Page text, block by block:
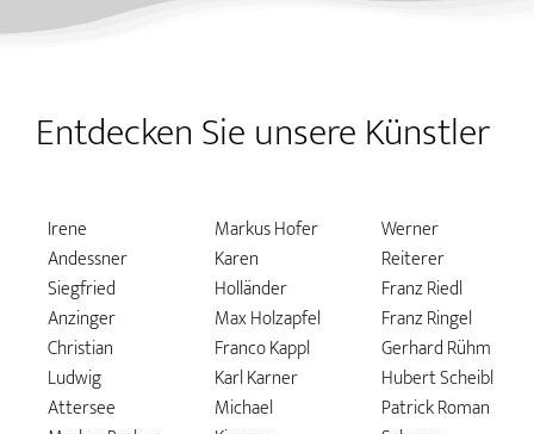
Entdecken Sie unsere Künstler
Irene
Andessner
Siegfried
Anzinger
Christian
Ludwig
Attersee
Markus Hofer
Karen
Holländer
Max Holzapfel
Franco Kappl
Karl Karner
Michael
Werner
Reiterer
Franz Riedl
Franz Ringel
Gerhard Rühm
Hubert Scheibl
Patrick Roman